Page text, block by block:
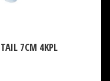
7CM 4KPL